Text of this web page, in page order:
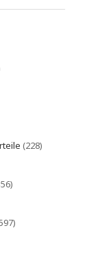
(228)